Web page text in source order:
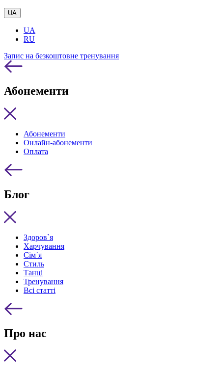
UA
UA
RU
Запис на безкоштовне тренування
Абонементи
Абонементи
Онлайн-абонементи
Оплата
Блог
Здоров`я
Харчування
Сім`я
Стиль
Танці
Тренування
Всі статті
Про нас